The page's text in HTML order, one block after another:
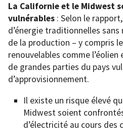
La Californie et le Midwest
vulnérables : Selon le
d’énergie traditionnelles
de la production – y compris
renouvelables comme
de grandes parties du pays
d’approvisionnement.
Il existe un risque élevé
Midwest soient
d’électricité au cours des